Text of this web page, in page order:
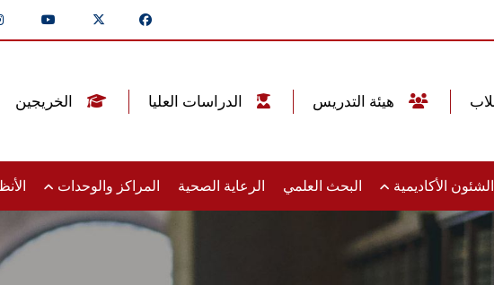
الشئون الأكاديمية البحث العلمي الرعاية الصحية المراكز والوحدات